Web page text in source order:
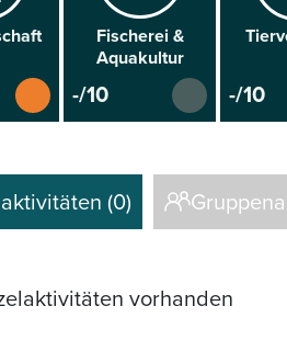
Fischerei &
Aqua­kultur
-/10 -/10
(0)
vorhanden